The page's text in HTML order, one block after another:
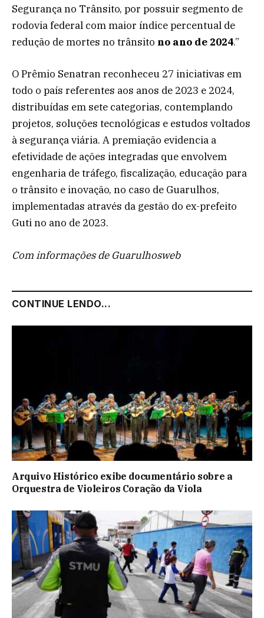
Segurança no Trânsito, por possuir segmento de
rodovia federal com maior índice percentual de
redução de mortes no trânsito no ano de 2024.”
O Prêmio Senatran reconheceu 27 iniciativas em
todo o país referentes aos anos de 2023 e 2024,
distribuídas em sete categorias, contemplando
projetos, soluções tecnológicas e estudos voltados
à segurança viária. A premiação evidencia a
efetividade de ações integradas que envolvem
engenharia de tráfego, fiscalização, educação para
o trânsito e inovação, no caso de Guarulhos,
implementadas através da gestão do ex-prefeito
Guti no ano de 2023.
Com informações de Guarulhosweb
CONTINUE LENDO...
Arquivo Histórico exibe documentário sobre a
Orquestra de Violeiros Coração da Viola